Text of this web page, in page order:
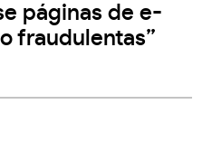
páginas de e-
fraudulentas”